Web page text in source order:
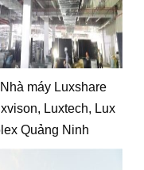
máy Luxshare
Luxtech, Lux
Quảng Ninh